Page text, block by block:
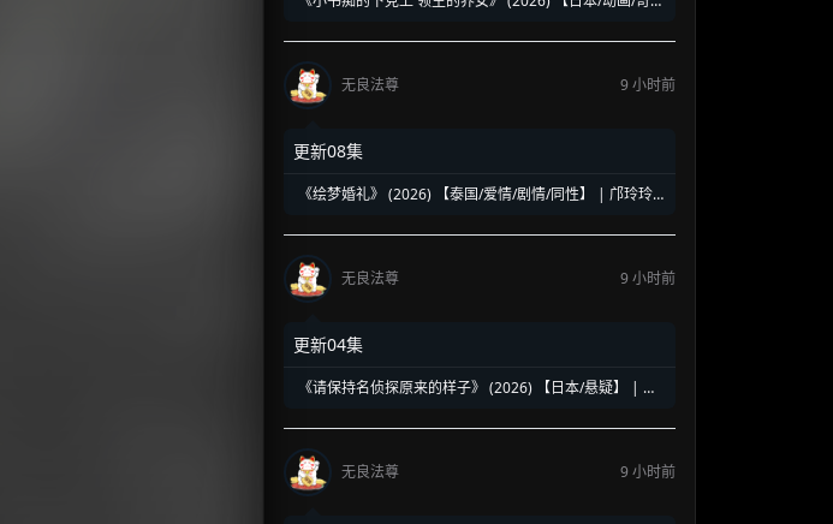
异世界种田流巅峰动画第四季
无良法尊
9 小时前
更新08集
《绘梦婚礼》 (2026) 【泰国/爱情/剧情/同性】 | 邝玲玲
无良法尊 9 小时前
更新04集
《请保持名侦探原来的样子》 (2026) 【日本/悬疑】 | 幻
无良法尊 9 小时前